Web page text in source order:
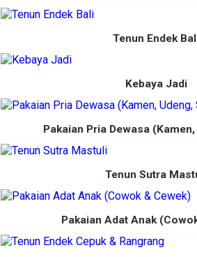
Tenun Endek
Kebaya Jadi
Pakaian Pria Dewasa
Tenun Sutra
Pakaian Adat Anak